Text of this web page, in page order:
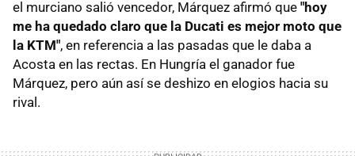
el murciano salió vencedor, Márquez afirmó que "hoy
me ha quedado claro que la Ducati es mejor moto que
la KTM", en referencia a las pasadas que le daba a
Acosta en las rectas. En Hungría el ganador fue
Márquez, pero aún así se deshizo en elogios hacia su
rival.